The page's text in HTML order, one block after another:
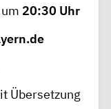
um 20:30 Uhr
Übersetzung